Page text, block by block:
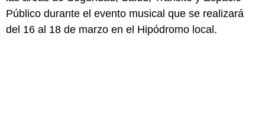
Público durante el evento musical que se realizará
del 16 al 18 de marzo en el Hipódromo local.